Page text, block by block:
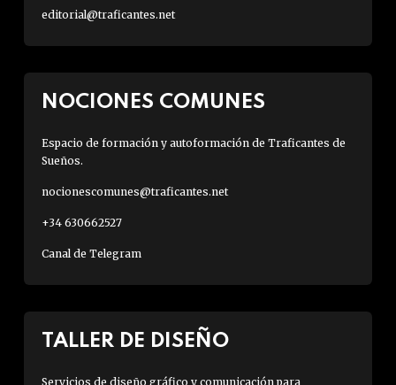
editorial@traficantes.net
NOCIONES COMUNES
Espacio de formación y autoformación de Traficantes de
Sueños.
nocionescomunes@traficantes.net
+34 630662527
Canal de Telegram
TALLER DE DISEÑO
Servicios de diseño gráfico y comunicación para